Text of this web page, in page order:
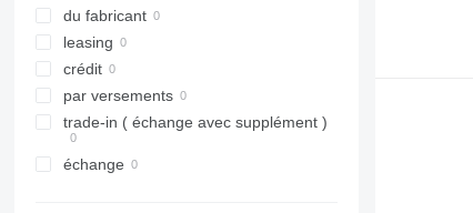
du fabricant
leasing
crédit
par versements
trade-in ( échange avec supplément )
échange